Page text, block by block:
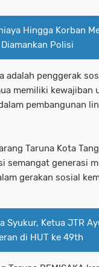
Hingga Korban
Polisi
adalah penggerak
memiliki kewajiban
pembangunan
Taruna Kota
semangat generasi
gerakan sosial
Syukur, Ketua JTR
di HUT ke 49th